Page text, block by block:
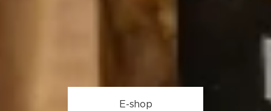
E-shop